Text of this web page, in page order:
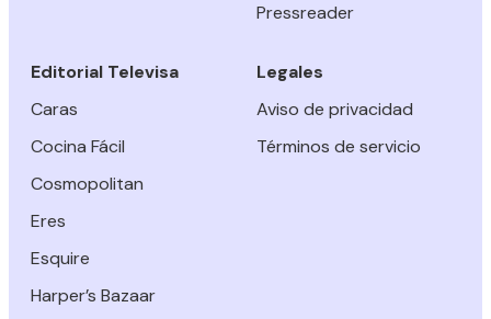
Pressreader
Editorial Televisa
Caras
Cocina Fácil
Cosmopolitan
Eres
Esquire
Harper’s Bazaar
Legales
Aviso de privacidad
Términos de servicio